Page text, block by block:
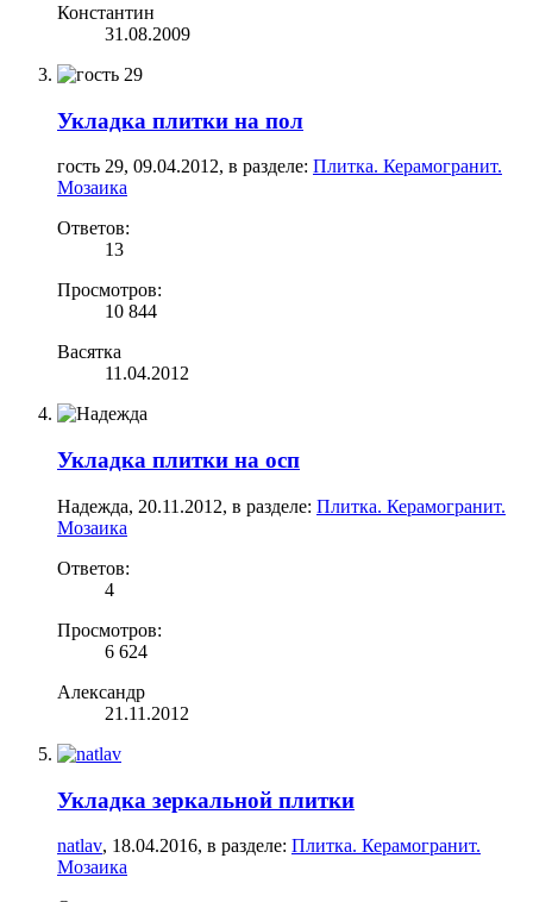
Константин
31.08.2009
Укладка плитки на пол
гость 29, 09.04.2012, в разделе: Плитка. Керамогранит.
Мозаика
Ответов:
13
Просмотров:
10 844
Васятка
11.04.2012
Укладка плитки на осп
Надежда, 20.11.2012, в разделе: Плитка. Керамогранит.
Мозаика
Ответов:
4
Просмотров:
6 624
Александр
21.11.2012
Укладка зеркальной плитки
natlav, 18.04.2016, в разделе: Плитка. Керамогранит.
Мозаика